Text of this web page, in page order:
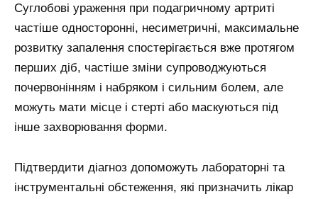
Суглобові ураження при подагричному артриті
частіше односторонні, несиметричні, максимальне
розвитку запалення спостерігається вже протягом
перших діб, частіше зміни супроводжуються
почервонінням і набряком і сильним болем, але
можуть мати місце і стерті або маскуються під
інше захворювання форми.
Підтвердити діагноз допоможуть лабораторні та
інструментальні обстеження, які призначить лікар